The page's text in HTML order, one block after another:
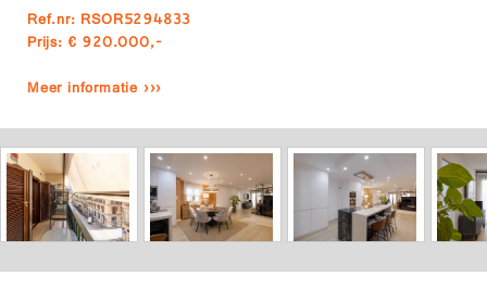
Ref.nr: RSOR5294833
Prijs: € 920.000,-
Meer informatie ›››